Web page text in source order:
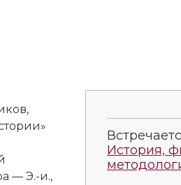
— Э.-и.,
История,